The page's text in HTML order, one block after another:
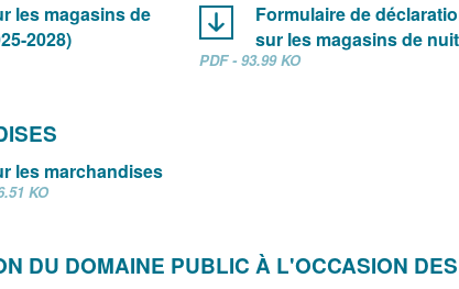
les magasins de
2028)
Formulaire de
sur les magasins de nuit
PDF - 93.99 KO
les marchandises
KO
DU DOMAINE PUBLIC À L'OCCASION